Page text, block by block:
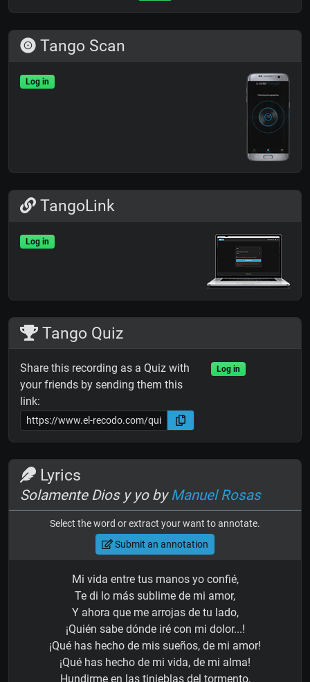
Tango Scan
Log in
TangoLink
Log in
Tango Quiz
Share this recording as a Quiz with
your friends by sending them this
link:
Log in
Lyrics
Solamente Dios y yo byManuel Rosas
Select the word or extract your want to annotate.
Submit an annotation
Mi vida entre tus manos yo confié,
Te di lo más sublime de mi amor,
Y ahora que me arrojas de tu lado,
¡Quién sabe dónde iré con mi dolor...!
¡Qué has hecho de mis sueños, de mi amor!
¡Qué has hecho de mi vida, de mi alma!
Hundirme en las tinieblas del tormento,